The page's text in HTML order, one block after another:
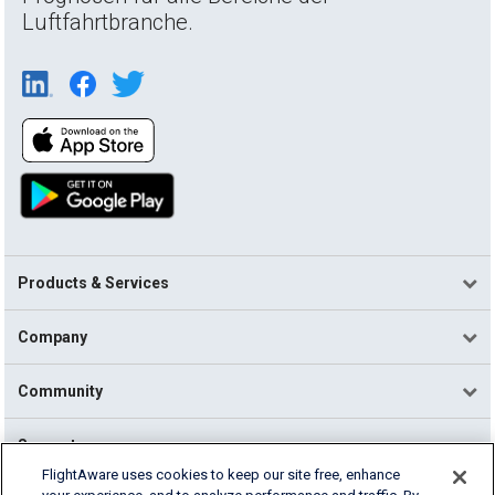
Luftfahrtbranche.
Products & Services
Company
Community
Support
FlightAware uses cookies to keep our site free, enhance